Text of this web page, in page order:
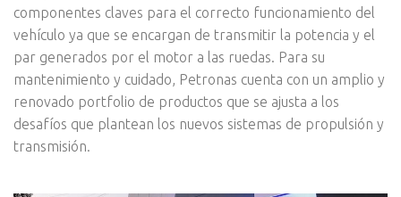
componentes claves para el correcto funcionamiento del
vehículo ya que se encargan de transmitir la potencia y el
par generados por el motor a las ruedas. Para su
mantenimiento y cuidado, Petronas cuenta con un amplio y
renovado portfolio de productos que se ajusta a los
desafíos que plantean los nuevos sistemas de propulsión y
transmisión.